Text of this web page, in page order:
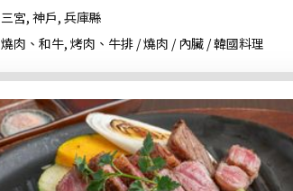
三宮, 神戶, 兵庫縣
燒肉、和牛, 烤肉、牛排 / 燒肉 / 內臟 / 韓國料理